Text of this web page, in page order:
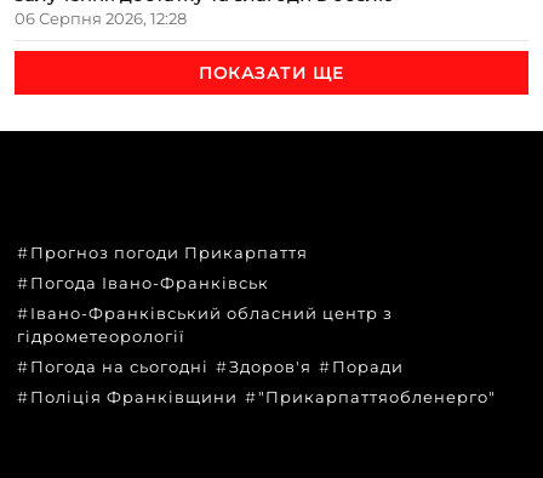
06 Серпня 2026, 12:28
ПОКАЗАТИ ЩЕ
Прогноз погоди Прикарпаття
Погода Івано-Франківськ
Івано-Франківський обласний центр з
гідрометеорології
Погода на сьогодні
Здоров'я
Поради
Поліція Франківщини
"Прикарпаттяобленерго"